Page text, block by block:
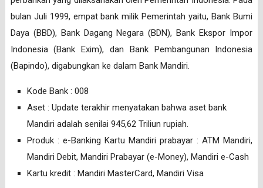
bulan Juli 1999, empat bank milik Pemerintah yaitu, Bank Bumi
Daya (BBD), Bank Dagang Negara (BDN), Bank Ekspor Impor
Indonesia (Bank Exim), dan Bank Pembangunan Indonesia
(Bapindo), digabungkan ke dalam Bank Mandiri.
Kode Bank : 008
Aset : Update terakhir menyatakan bahwa aset bank
Mandiri adalah senilai 945,62 Triliun rupiah.
Produk : e-Banking Kartu Mandiri prabayar : ATM Mandiri,
Mandiri Debit, Mandiri Prabayar (e-Money), Mandiri e-Cash
Kartu kredit : Mandiri MasterCard, Mandiri Visa